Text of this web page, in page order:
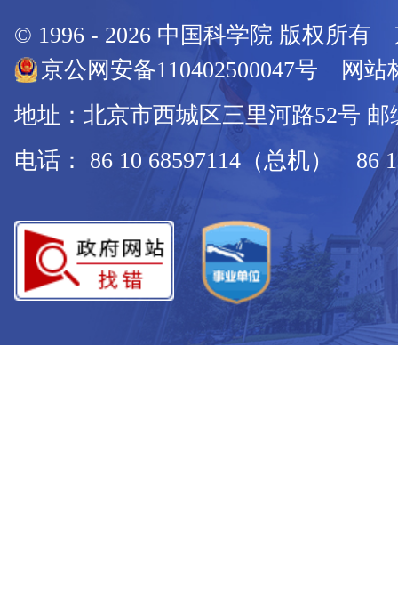
© 1996 - 2026 中国科学院 版权所有
京公网安备110402500047号 网站
地址：北京市西城区三里河路52号 邮
电话： 86 10 68597114（总机） 86